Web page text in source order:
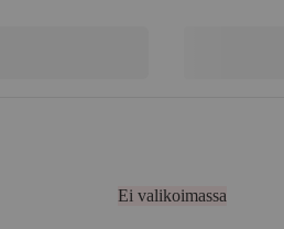
Ei valikoimassa